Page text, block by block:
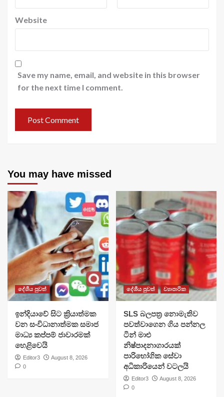
Website
Save my name, email, and website in this browser
for the next time I comment.
You may have missed
දේශීය පුවත්
​ඉන්දියාවේ සිට ක්‍රියාත්මක
වන සංවිධානාත්මක සමාජ
මාධ්‍ය කප්පම් ජාවාරමක්
හෙළිවෙයි
Editor3
August 8, 2026
0
දේශීය පුවත් ව්‍යාපාරික
SLS බලපත්‍ර නොමැතිව
පවත්වාගෙන ගිය පන්නල
ටින් මාළු
නිෂ්පාදනාගාරයක්
පාරිභෝගික සේවා
අධිකාරියෙන් වටලයි
Editor3
August 8, 2026
0